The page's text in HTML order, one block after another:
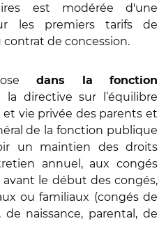
est modérée d'une
les premiers tarifs de
de concession.
dans la fonction
la directive sur l’équilibre
vie privée des parents et
de la fonction publique
un maintien des droits
annuel, aux congés
avant le début des congés,
ou familiaux (congés de
naissance, parental, de